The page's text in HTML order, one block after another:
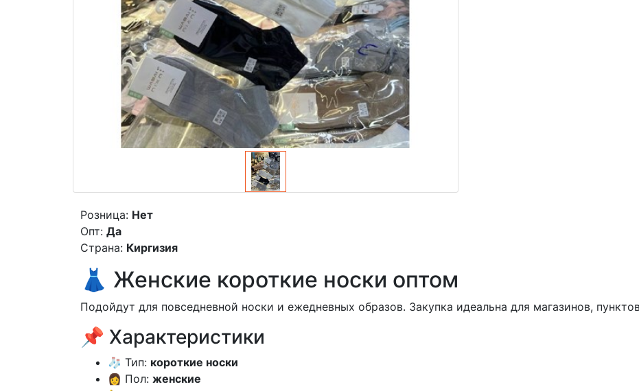
Розница: Нет
Опт: Да
Страна: Киргизия
👗 Женские короткие носки оптом
Подойдут для повседневной носки и ежедневных образов. Закупка идеальна для магазинов,
📌 Характеристики
🧦 Тип: короткие носки
👩 Пол: женские